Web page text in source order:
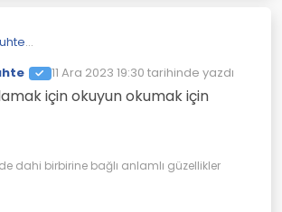
köyde ilk yanacak olan sensin. Bu
11 Ara 2023 19:30 tarihinde yazdı
Son düzenleyen:
için okuyun okumak için
dahi birbirine bağlı anlamlı güzellikler